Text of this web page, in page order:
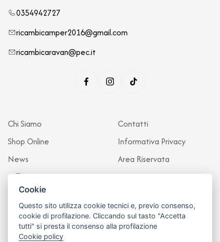
0354942727
ricambicamper2016@gmail.com
ricambicaravan@pec.it
Chi Siamo
Shop Online
News
Officina
Contatti
Informativa Privacy
Area Riservata
Cookie
Questo sito utilizza cookie tecnici e, previo consenso,
cookie di profilazione. Cliccando sul tasto "Accetta
tutti" si presta il consenso alla profilazione
Cookie policy